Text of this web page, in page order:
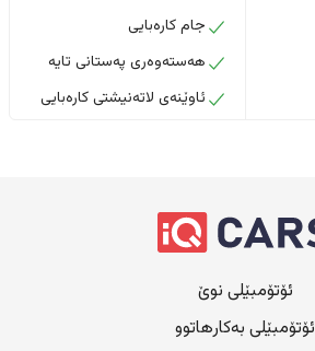
جام کارەبایی
هەستەوەری پەستانی تایە
ئاوێنەی لاتەنیشتی کارەبایی
ئۆتۆمبێلی نوێ
ئۆتۆمبێلی بەکارهاتوو